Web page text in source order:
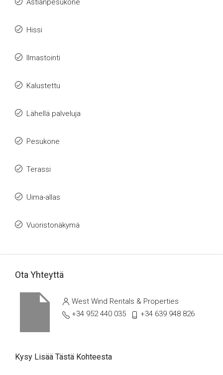
Astianpesukone
Hissi
Ilmastointi
Kalustettu
Lähellä palveluja
Pesukone
Terassi
Uima-allas
Vuoristonäkymä
Ota Yhteyttä
West Wind Rentals & Properties
+34 952 440 035
+34 639 948 826
Kysy Lisää Tästä Kohteesta